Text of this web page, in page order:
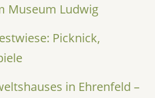
Museum Ludwig
Picknick,
in Ehrenfeld –